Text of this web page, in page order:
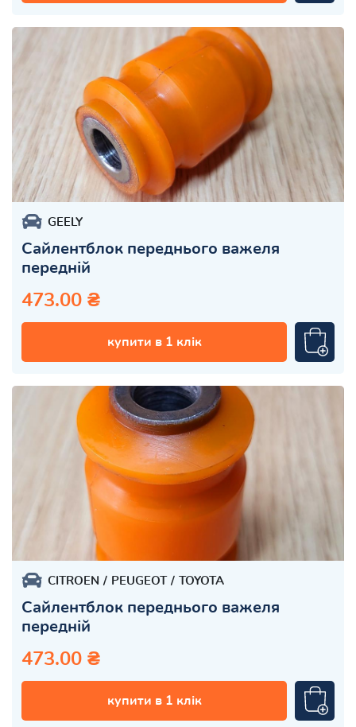
GEELY
Сайлентблок переднього важеля
передній
473.00 ₴
купити в 1 клік
CITROEN PEUGEOT TOYOTA
Сайлентблок переднього важеля
передній
473.00 ₴
купити в 1 клік